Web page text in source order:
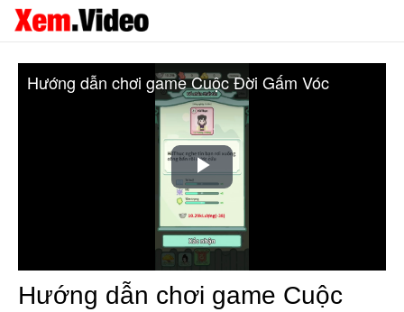
Play
Video
Hướng dẫn chơi game Cuộc Đời Gấm Vóc
Hướng dẫn chơi game Cuộc